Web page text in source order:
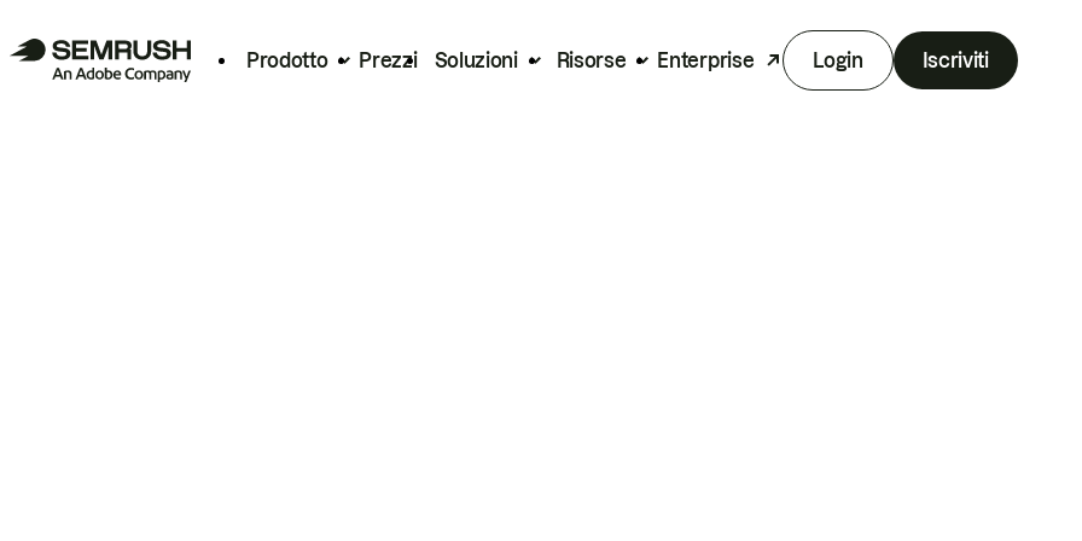
Prodotto Prezzi Soluzioni Risorse Enterprise Login Iscriviti